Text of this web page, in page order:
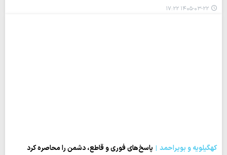
۱۴۰۵-۰۳-۲۲ ۱۷:۲۲
کهگیلویه و بویراحمد
پاسخ‌های فوری و قاطع، دشمن را محاصره کرد